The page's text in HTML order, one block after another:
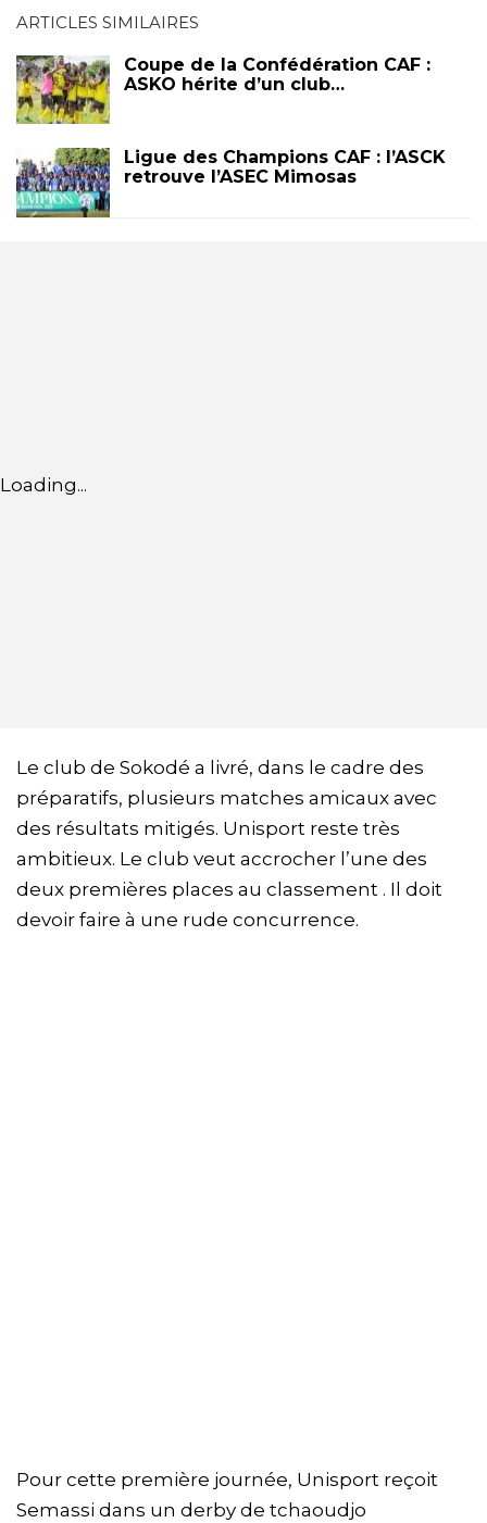
ARTICLES SIMILAIRES
Coupe de la Confédération CAF :
ASKO hérite d’un club…
Ligue des Champions CAF : l’ASCK
retrouve l’ASEC Mimosas
Loading...
Le club de Sokodé a livré, dans le cadre des
préparatifs, plusieurs matches amicaux avec
des résultats mitigés. Unisport reste très
ambitieux. Le club veut accrocher l’une des
deux premières places au classement . Il doit
devoir faire à une rude concurrence.
Pour cette première journée, Unisport reçoit
Semassi dans un derby de tchaoudjo